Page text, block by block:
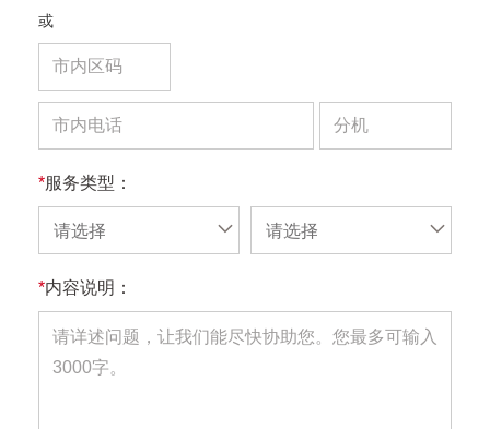
或
*服务类型：
请选择 请选择
*内容说明：